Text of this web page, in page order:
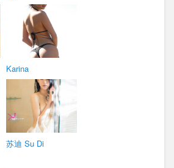
Karina
苏迪 Su Di